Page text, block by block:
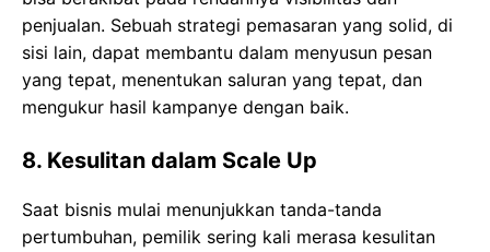
penjualan. Sebuah strategi pemasaran yang solid, di
sisi lain, dapat membantu dalam menyusun pesan
yang tepat, menentukan saluran yang tepat, dan
mengukur hasil kampanye dengan baik.
8. Kesulitan dalam Scale Up
Saat bisnis mulai menunjukkan tanda-tanda
pertumbuhan, pemilik sering kali merasa kesulitan